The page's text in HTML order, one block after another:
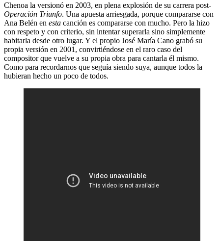
Chenoa la versionó en 2003, en plena explosión de su carrera post-
Operación Triunfo. Una apuesta arriesgada, porque compararse con
Ana Belén en esta canción es compararse con mucho. Pero la hizo
con respeto y con criterio, sin intentar superarla sino simplemente
habitarla desde otro lugar. Y el propio José María Cano grabó su
propia versión en 2001, convirtiéndose en el raro caso del
compositor que vuelve a su propia obra para cantarla él mismo.
Como para recordarnos que seguía siendo suya, aunque todos la
hubieran hecho un poco de todos.